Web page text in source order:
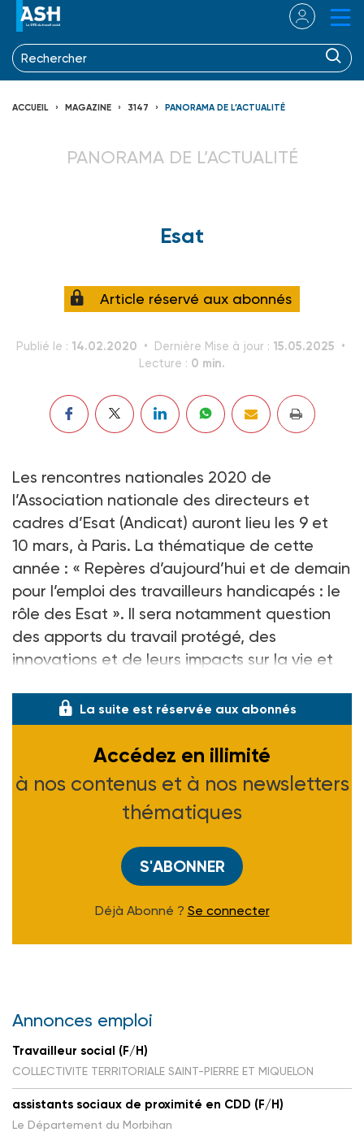
ACCUEIL MAGAZINE 3147 PANORAMA DE L’ACTUALITÉ
PANORAMA DE L’ACTUALITÉ
Esat
Article réservé aux abonnés
Publié le : 14.02.2020 Dernière Mise à jour : 15.05.2025
Lecture : 0 min.
Les rencontres nationales 2020 de
l’Association nationale des directeurs et
cadres d’Esat (Andicat) auront lieu les 9 et
10 mars, à Paris. La thématique de cette
année : « Repères d’aujourd’hui et de demain
pour l’emploi des travailleurs handicapés : le
rôle des Esat ». Il sera notamment question
des apports du travail protégé, des
innovations et de leurs impacts sur la vie et
La suite est réservée aux abonnés
Accédez en illimité
à nos contenus et à nos newsletters
thématiques
S'ABONNER
Déjà Abonné ? Se connecter
Annonces emploi
Travailleur social (F/H)
COLLECTIVITE TERRITORIALE SAINT-PIERRE ET MIQUELON
assistants sociaux de proximité en CDD (F/H)
Le Département du Morbihan